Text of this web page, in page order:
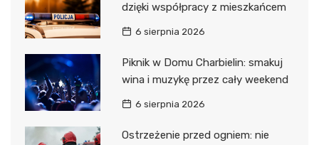
dzięki współpracy z mieszkańcem
6 sierpnia 2026
Piknik w Domu Charbielin: smakuj
wina i muzykę przez cały weekend
6 sierpnia 2026
Ostrzeżenie przed ogniem: nie